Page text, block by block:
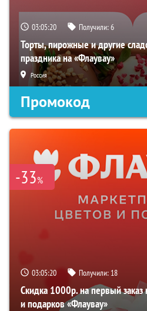
03:05:19 Получили:6
Торты, пирожные и другие
праздника на «Флаувау»
Россия
Промокод
-33%
03:05:19 Получили: 18
Скидка 1000р. на первый заказ
и подарков «Флаувау»